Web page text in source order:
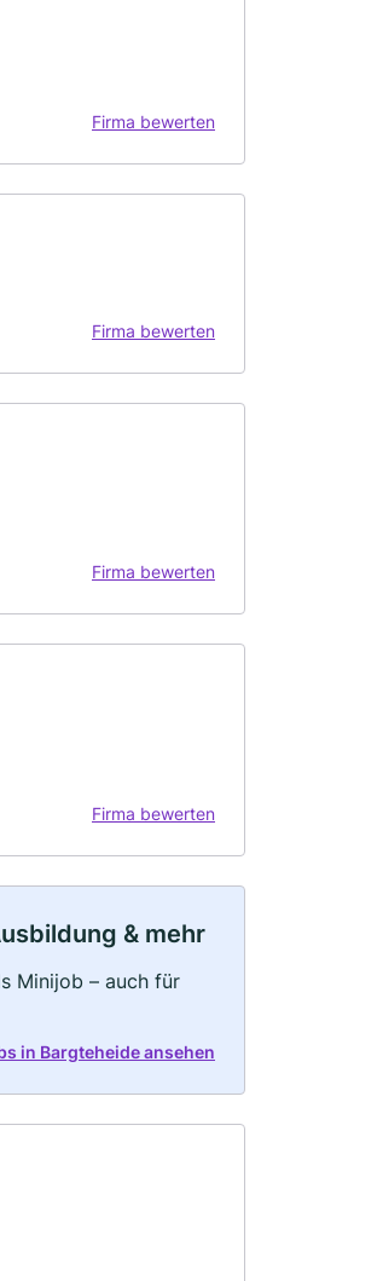
Firma bewerten
Firma bewerten
Firma bewerten
Firma bewerten
& mehr
Minijob – auch für
in Bargteheide ansehen